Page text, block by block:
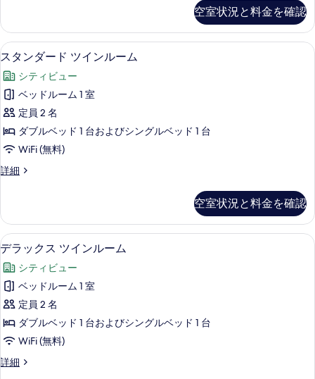
の
す
べ
て
の
写
真
を
表
る
ー
ド
ル
ム
の
詳
細
空室状況と料金を確認
ス
タ
ン
ダ
ー
ド
イ
ル
ー
ム
の
す
べ
て
の
写
スタンダード ツインルーム | アイロ
2
スタンダード ツインルーム
シティビュー
ベッドルーム 1 室
定員 2 名
ダブルベッド 1 台およびシングルベッド 1 台
WiFi (無料)
詳細
ス
ー
ド
ツ
ン
ル
ー
ム
の
詳
細
空室状況と料金を確認
デ
ラ
ッ
ク
ス
ツ
ン
デラックス ツインルーム | アイロン
3
デラックス ツインルーム
シティビュー
ベッドルーム 1 室
定員 2 名
ダブルベッド 1 台およびシングルベッド 1 台
WiFi (無料)
詳細
デ